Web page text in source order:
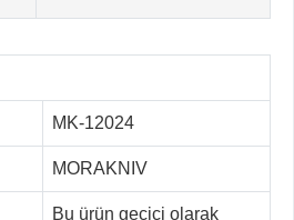
MK-12024
MORAKNIV
Bu ürün geçici olarak